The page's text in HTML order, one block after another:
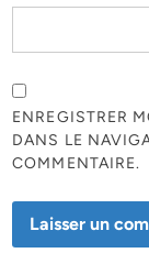
ENREGISTRER
DANS LE
COMMENTAIRE.